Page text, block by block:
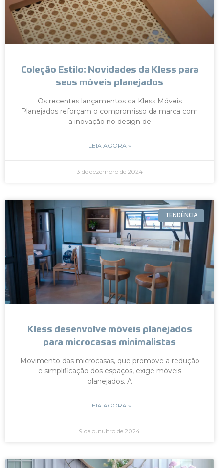
Coleção Estilo: Novidades da Kless para
seus móveis planejados
Os recentes lançamentos da Kless Móveis
Planejados reforçam o compromisso da marca com
a inovação no design de
LEIA AGORA »
3 de dezembro de 2024
TENDÊNCIA
Kless desenvolve móveis planejados
para microcasas minimalistas
Movimento das microcasas, que promove a redução
e simplificação dos espaços, exige móveis
planejados. A
LEIA AGORA »
9 de outubro de 2024